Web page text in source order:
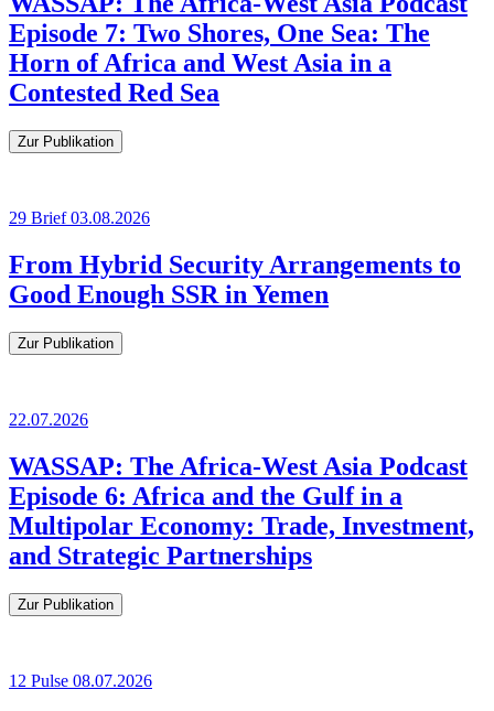
Episode 7: Two Shores, One Sea: The
Horn of Africa and West Asia in a
Contested Red Sea
Zur Publikation
29 Brief03.08.2026
From Hybrid Security Arrangements to
Good Enough SSR in Yemen
Zur Publikation
22.07.2026
WASSAP: The Africa-West Asia Podcast
Episode 6: Africa and the Gulf in a
Multipolar Economy: Trade, Investment,
and Strategic Partnerships
Zur Publikation
12 Pulse 08.07.2026